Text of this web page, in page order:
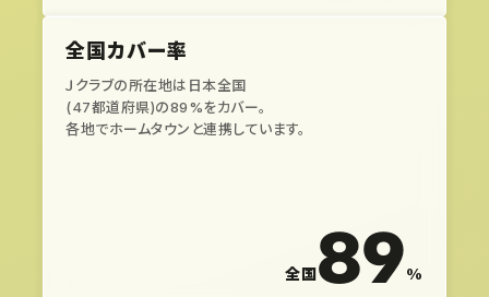
全国カバー率
Ｊクラブの所在地は日本全国
(47都道府県)の89%をカバー。
各地でホームタウンと連携しています。
全国89%